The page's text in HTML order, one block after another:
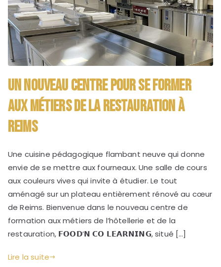
Un nouveau centre pour se former
aux métiers de la restauration à
Reims
Une cuisine pédagogique flambant neuve qui donne
envie de se mettre aux fourneaux. Une salle de cours
aux couleurs vives qui invite à étudier. Le tout
aménagé sur un plateau entièrement rénové au cœur
de Reims. Bienvenue dans le nouveau centre de
formation aux métiers de l’hôtellerie et de la
restauration, 𝗙𝗢𝗢𝗗’𝗡 𝗖𝗢 𝗟𝗘𝗔𝗥𝗡𝗜𝗡𝗚, situé […]
Lire la suite